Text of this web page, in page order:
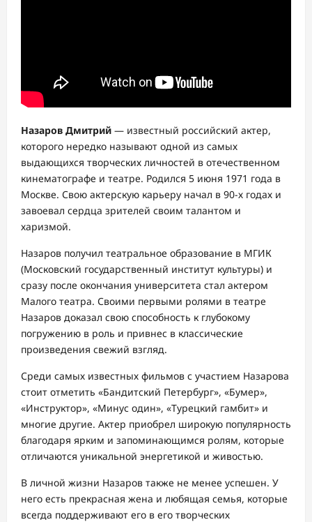
Назаров Дмитрий — известный российский актер,
которого нередко называют одной из самых
выдающихся творческих личностей в отечественном
кинематографе и театре. Родился 5 июня 1971 года в
Москве. Свою актерскую карьеру начал в 90-х годах и
завоевал сердца зрителей своим талантом и
харизмой.
Назаров получил театральное образование в МГИК
(Московский государственный институт культуры) и
сразу после окончания университета стал актером
Малого театра. Своими первыми ролями в театре
Назаров доказал свою способность к глубокому
погружению в роль и привнес в классические
произведения свежий взгляд.
Среди самых известных фильмов с участием Назарова
стоит отметить «Бандитский Петербург», «Бумер»,
«Инструктор», «Минус один», «Турецкий гамбит» и
многие другие. Актер приобрел широкую популярность
благодаря ярким и запоминающимся ролям, которые
отличаются уникальной энергетикой и живостью.
В личной жизни Назаров также не менее успешен. У
него есть прекрасная жена и любящая семья, которые
всегда поддерживают его в его творческих